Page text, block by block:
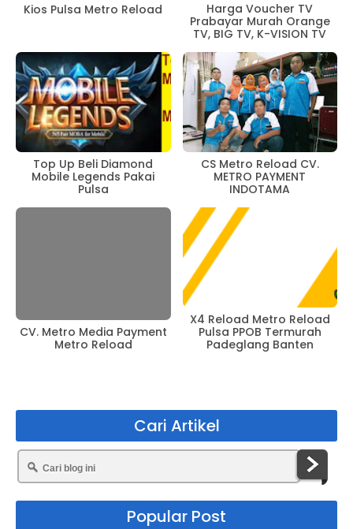
Kios Pulsa Metro Reload
Harga Voucher TV
Prabayar Murah Orange
TV, BIG TV, K-VISION TV
Top Up Beli Diamond
Mobile Legends Pakai
Pulsa
CS Metro Reload CV.
METRO PAYMENT
INDOTAMA
CV. Metro Media Payment
Metro Reload
X4 Reload Metro Reload
Pulsa PPOB Termurah
Padeglang Banten
Cari Artikel
Popular Post